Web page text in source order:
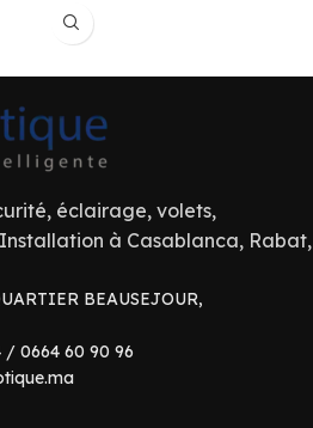
Compatible avec
Smart Life
température à distance ou
par commande vocale.
éclairage, volets,
à Casablanca, Rabat,
BEAUSEJOUR,
/ 0664 60 90 96